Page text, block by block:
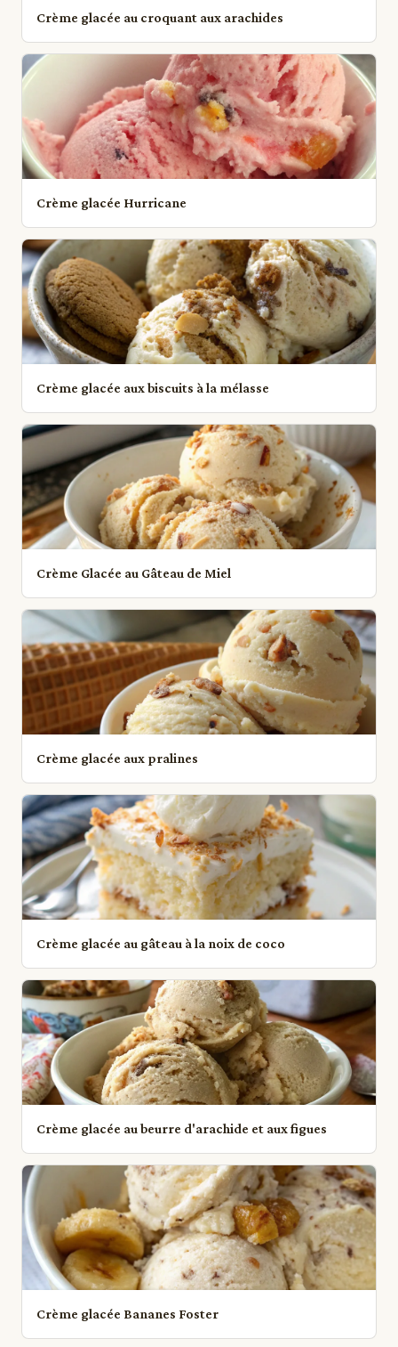
Crème glacée au croquant aux arachides
Crème glacée Hurricane
Crème glacée aux biscuits à la mélasse
Crème Glacée au Gâteau de Miel
Crème glacée aux pralines
Crème glacée au gâteau à la noix de coco
Crème glacée au beurre d'arachide et aux figues
Crème glacée Bananes Foster